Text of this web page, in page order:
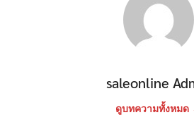
saleonline
ดูบทความทั้งหมด